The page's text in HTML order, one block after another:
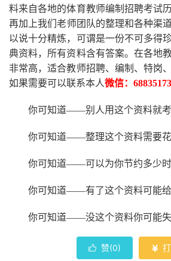
料来自各地的体育教师编制招聘考试
再加上我们老师 团队的整理和各种渠
以说十分精炼，可谓是一份不可多得
典资料，所有资料含有答案。在各地
非常高，适合教师招聘、编制、特岗
如果需要可以联系本人微信： 68835173
你可知道——别人用这个资料就考
你可知道——整理这个资料需要
你可知道——可以为你节约多少时
你可知道——有了这个资料可能给
你可知道——没这个资料你可能失
 赞(0) 